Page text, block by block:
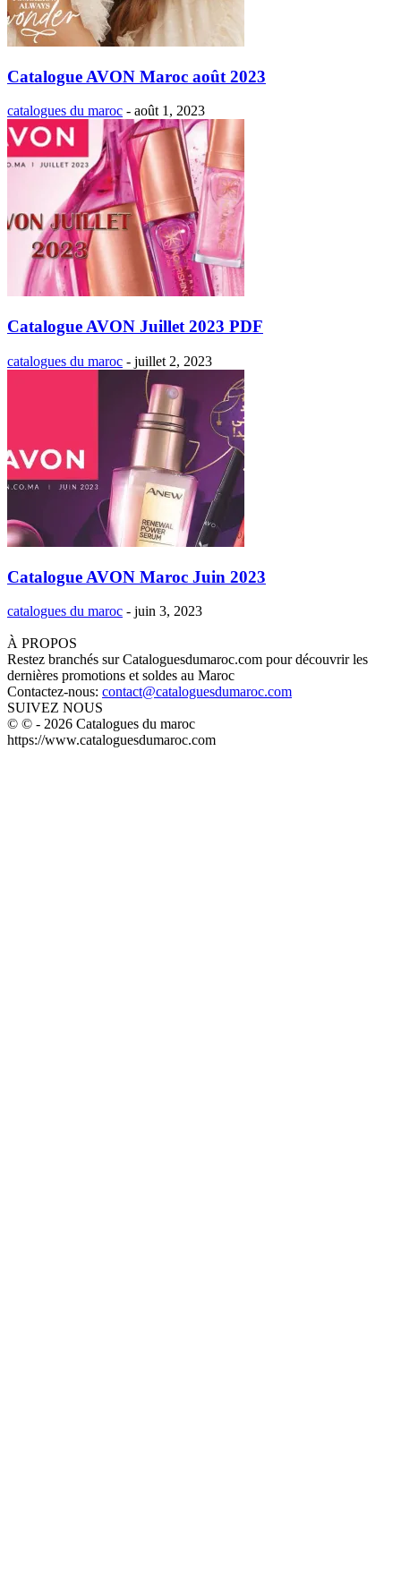
Catalogue AVON Maroc août 2023
catalogues du maroc - août 1, 2023
Catalogue AVON Juillet 2023 PDF
catalogues du maroc - juillet 2, 2023
Catalogue AVON Maroc Juin 2023
catalogues du maroc - juin 3, 2023
À PROPOS
Restez branchés sur Cataloguesdumaroc.com pour découvrir les
dernières promotions et soldes au Maroc
Contactez-nous: contact@cataloguesdumaroc.com
SUIVEZ NOUS
© © - 2026 Catalogues du maroc
https://www.cataloguesdumaroc.com